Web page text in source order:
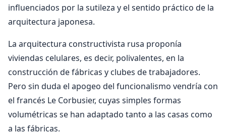
influenciados por la sutileza y el sentido práctico de la
arquitectura japonesa.
La arquitectura constructivista rusa proponía
viviendas celulares, es decir, polivalentes, en la
construcción de fábricas y clubes de trabajadores.
Pero sin duda el apogeo del funcionalismo vendría con
el francés Le Corbusier, cuyas simples formas
volumétricas se han adaptado tanto a las casas como
a las fábricas.